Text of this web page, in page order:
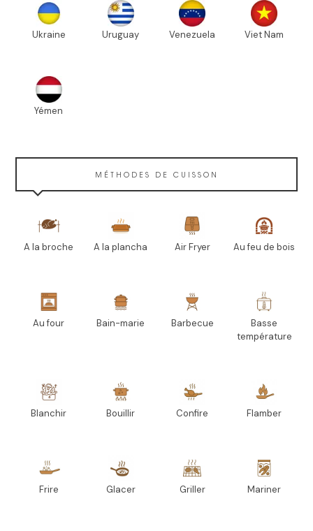
Ukraine Uruguay Venezuela Viet Nam
Yémen
MÉTHODES DE CUISSON
A la broche A la plancha Air Fryer Au feu de bois
Au four Bain-marie Barbecue
Basse
température
Blanchir Bouillir Confire Flamber
Frire Glacer Griller Mariner